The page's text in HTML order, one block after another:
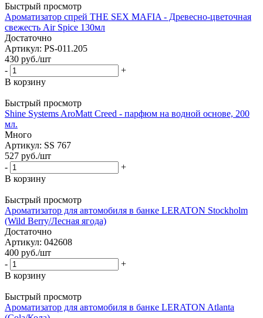
Быстрый просмотр
Ароматизатор спрей THE SEX MAFIA - Древесно-цветочная
свежесть Air Spice 130мл
Достаточно
Артикул: PS-011.205
430 руб./шт
-
+
В корзину
Быстрый просмотр
Shine Systems AroMatt Creed - парфюм на водной основе, 200
мл.
Много
Артикул: SS 767
527 руб./шт
-
+
В корзину
Быстрый просмотр
Ароматизатор для автомобиля в банке LERATON Stockholm
(Wild Berry/Лесная ягода)
Достаточно
Артикул: 042608
400 руб./шт
-
+
В корзину
Быстрый просмотр
Ароматизатор для автомобиля в банке LERATON Atlanta